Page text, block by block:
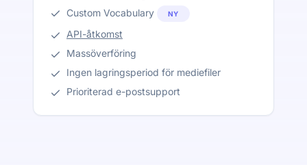
Custom Vocabulary
NY
API-åtkomst
Massöverföring
Ingen lagringsperiod för mediefiler
Prioriterad e-postsupport